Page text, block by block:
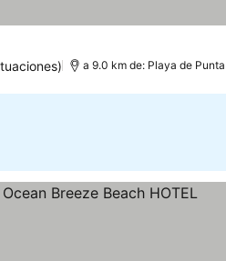
a 9.0 km de: Playa de